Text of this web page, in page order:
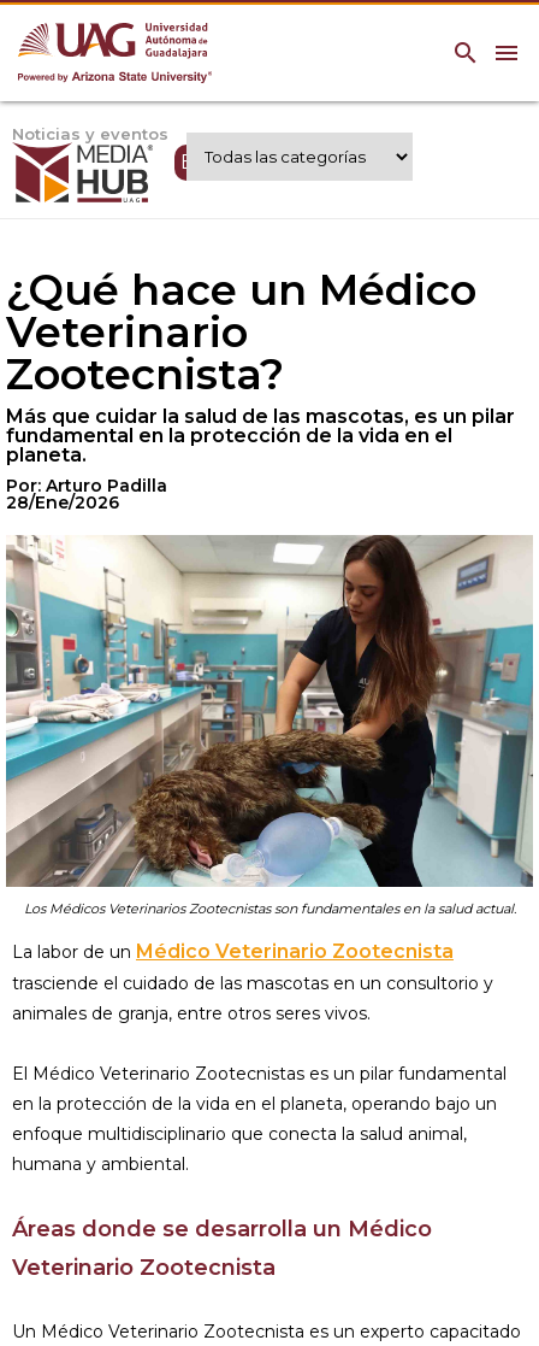
menu
search
Noticias y eventos
Expertos UAG
¿Qué hace un Médico
Veterinario
Zootecnista?
Más que cuidar la salud de las mascotas, es un pilar
fundamental en la protección de la vida en el
planeta.
Por: Arturo Padilla
28/Ene/2026
Los Médicos Veterinarios Zootecnistas son fundamentales en la salud actual.
La labor de un Médico Veterinario Zootecnista
trasciende el cuidado de las mascotas en un consultorio y
animales de granja, entre otros seres vivos.
El Médico Veterinario Zootecnistas es un pilar fundamental
en la protección de la vida en el planeta, operando bajo un
enfoque multidisciplinario que conecta la salud animal,
humana y ambiental.
Áreas donde se desarrolla un Médico
Veterinario Zootecnista
Un Médico Veterinario Zootecnista es un experto capacitado